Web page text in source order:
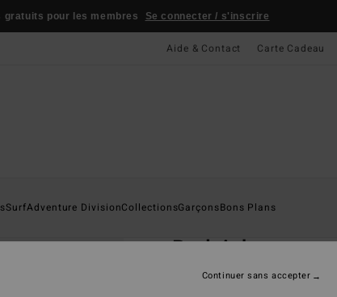
gratuits pour les membres Se connecter / s'inscrire
Aide & Contact Carte Cadeau
SurfAdventure DivisionCollectionsGarçonsBons Plans
Burleigh
Sweat demi-zip Gris Garçon
Continuer sans accepter